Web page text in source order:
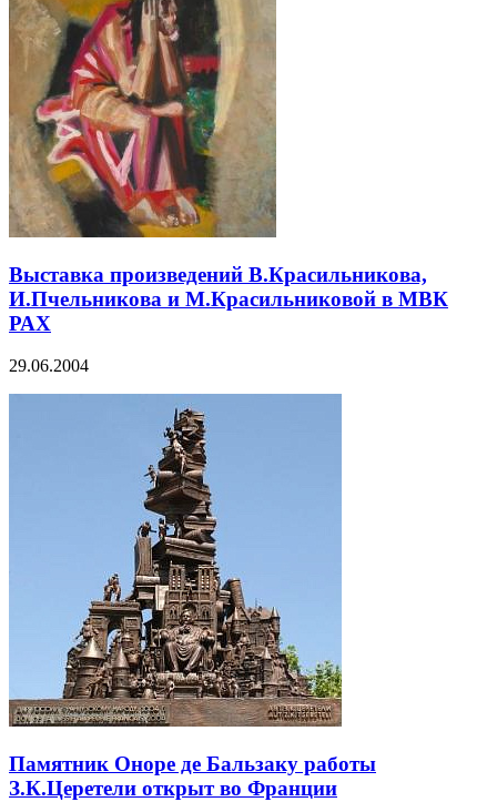
Выставка произведений В.Красильникова,
И.Пчельникова и М.Красильниковой в МВК
РАХ
29.06.2004
Памятник Оноре де Бальзаку работы
З.К.Церетели открыт во Франции